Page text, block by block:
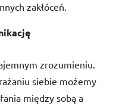
zakłóceń.
zrozumieniu.
siebie możemy
między sobą a